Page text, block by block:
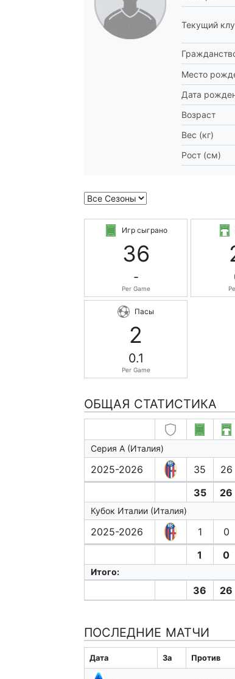
Текущий
Место
Дата
Возраст
Вес (кг)
Рост (см)
Игр сыграно
36
-
Per Game
Пасы
2
0.1
Per Game
ОБЩАЯ СТАТИСТИКА
Серия А (Италия)
2025-2026 35 26
35 26
Кубок Италии (Италия)
2025-2026 1 0
1 0
Итого:
36 26
ПОСЛЕДНИЕ МАТЧИ
Дата За Против